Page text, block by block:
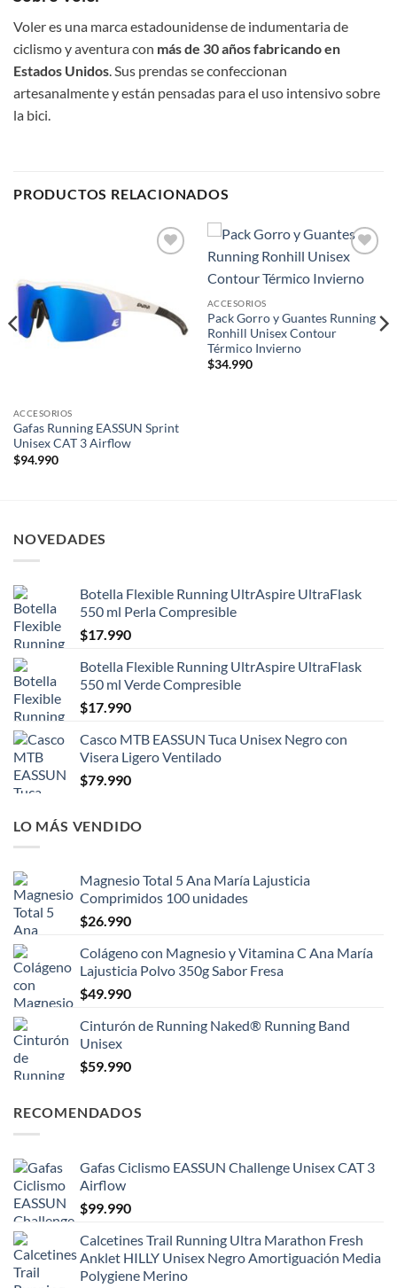
Voler es una marca estadounidense de indumentaria de
ciclismo y aventura con más de 30 años fabricando en
Estados Unidos . Sus prendas se confeccionan
artesanalmente y están pensadas para el uso intensivo sobre
la bici.
PRODUCTOS RELACIONADOS
ACCESORIOS
Gafas Running EASSUN Sprint
Unisex CAT 3 Airflow
$94.990
wishlist
ACCESORIOS
Pack Gorro y Guantes Running
Ronhill Unisex Contour
Térmico Invierno
$34.990
NOVEDADES
Botella Flexible Running UltrAspire UltraFlask
550 ml Perla Compresible
$17.990
Botella Flexible Running UltrAspire UltraFlask
550 ml Verde Compresible
$17.990
Casco MTB EASSUN Tuca Unisex Negro con
Visera Ligero Ventilado
$79.990
LO MÁS VENDIDO
Magnesio Total 5 Ana María Lajusticia
Comprimidos 100 unidades
$26.990
Colágeno con Magnesio y Vitamina C Ana María
Lajusticia Polvo 350g Sabor Fresa
$49.990
Cinturón de Running Naked® Running Band
Unisex
$59.990
RECOMENDADOS
Gafas Ciclismo EASSUN Challenge Unisex CAT 3
Airflow
$99.990
Calcetines Trail Running Ultra Marathon Fresh
Anklet HILLY Unisex Negro Amortiguación Media
Polygiene Merino